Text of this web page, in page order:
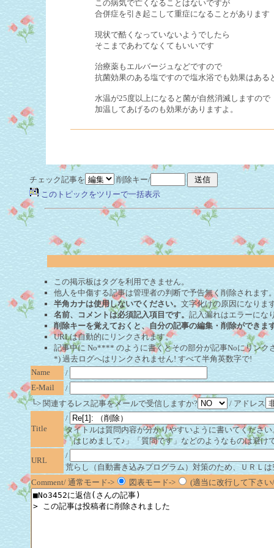
この病気で亡くなることはないですが
合併症を引き起こして重症になることがあります
現状で酷くなっていないようでしたら
そこまであわてなくてもいいです
治療薬もエルバージュなどですので
抗菌効果のある塩ですので塩水浴でも効果はある
水温が25度以上になると菌が自然消滅しますので
加温してあげるのも効果がありますよ。
チェック記事を
削除キー/
このトピックをツリーで一括表示
この掲示板はタグを利用できません。
他人を中傷する記事は管理者の判断で予告無く削除されます
半角カナは使用しないでください。 文字化けの原因になりま
名前、コメントは必須記入項目です。 記入漏れはエラーにな
削除キーを覚えておくと、自分の記事の編集・削除ができま
URLは自動的にリンクされます。
記事中に No**** のように書くとその部分が記事Noにリン
*) 過去ログへはリンクされません! すべて半角英数字で!
Name
/
E-Mail
/
└> 関連するレス記事をメールで受信しますか?
/ アドレス
Title
/
タイトルは質問内容が分かりやすいように書いてください
「はじめまして♪」「質問です」などのようなものは避け
URL
/
荒らし（自動書き込みプログラム）対策のため、ＵＲＬ
Comment/ 通常モード->
図表モード-> (適当に改行して下さ